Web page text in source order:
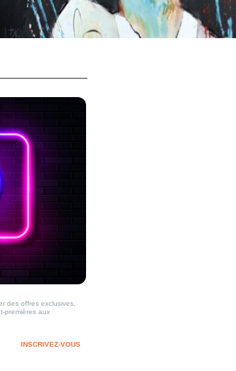
des offres exclusives,
premières aux
INSCRIVEZ-VOUS